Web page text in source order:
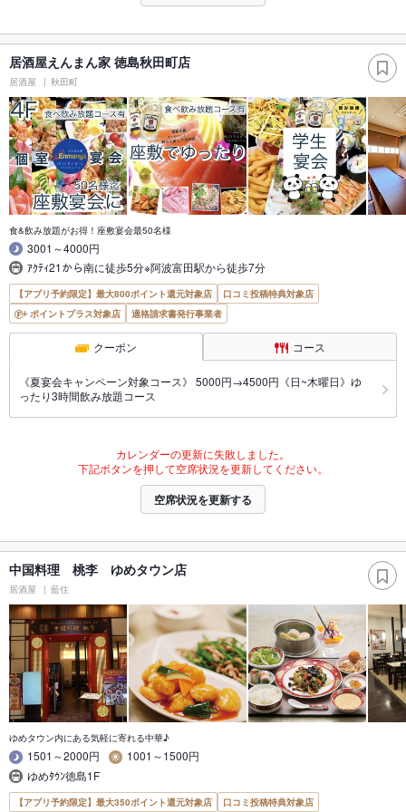
居酒屋えんまん家 徳島秋田町店
居酒屋 秋田町
食&飲み放題がお得！座敷宴会最50名様
3001～4000円
ｱｸﾃｨ21から南に徒歩5分※阿波富田駅から徒歩7分
【アプリ予約限定】最大800ポイント還元対象店
口コミ投稿特典対象店
ポイントプラス対象店
適格請求書発行事業者
クーポン コース
《夏宴会キャンペーン対象コース》 5000円→4500円《日~木曜日》ゆ
ったり3時間飲み放題コース
カレンダーの更新に失敗しました。
下記ボタンを押して空席状況を更新してください。
空席状況を更新する
中国料理 桃李 ゆめタウン店
居酒屋 藍住
ゆめタウン内にある気軽に寄れる中華♪
1501～2000円
1001～1500円
ゆめﾀｳﾝ徳島1F
【アプリ予約限定】最大350ポイント還元対象店 口コミ投稿特典対象店